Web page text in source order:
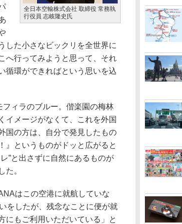
全日本空輸株式会社 取締役 常務執
行役員 志岐隆史氏
した小さなビックリを全世界に
へ行ってみようと思って、それ
循環ができればという思いを込
ィラのブルー。偕楽園の梅林
イメージがなくて、これを外国
国の方は、自分で発見したもの
』というものがドッと広がると
”と出さずに自然にあるものが
た。
はこの空港に就航していな
をしたが、残念なことに便が就
にもご利用いただいている」と